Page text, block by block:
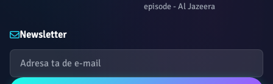
episode - Al Jazeera
Newsletter